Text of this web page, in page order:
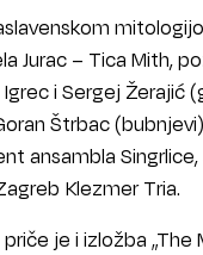
Jurac – Tica Mith,
i Sergej Žerajić
Štrbac
ansambla
Klezmer Tria.
je i izložba „The